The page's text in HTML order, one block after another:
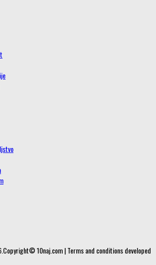
10naj.com | Terms and conditions developed